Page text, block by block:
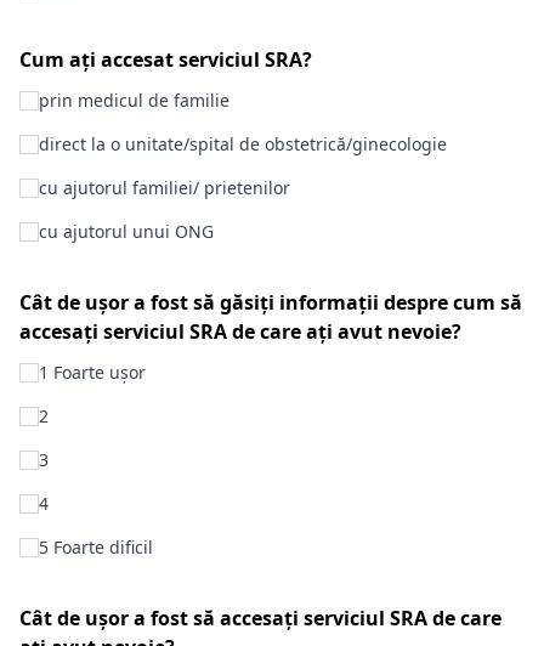
Cum ați accesat serviciul SRA?
prin medicul de familie
direct la o unitate/spital de obstetrică/ginecologie
cu ajutorul familiei/ prietenilor
cu ajutorul unui ONG
Cât de ușor a fost să găsiți informații despre cum să
accesați serviciul SRA de care ați avut nevoie?
1 Foarte ușor
2
3
4
5 Foarte dificil
Cât de ușor a fost să accesați serviciul SRA de care